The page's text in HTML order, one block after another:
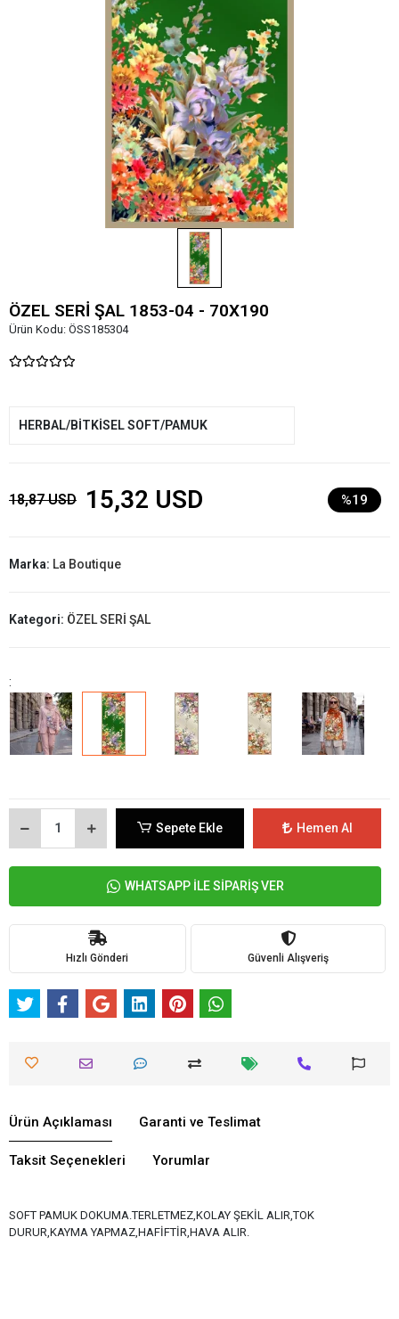
ÖZEL SERİ ŞAL 1853-04 - 70X190
Ürün Kodu: ÖSS185304
HERBAL/BİTKİSEL SOFT/PAMUK
18,87 USD 15,32 USD %19
Marka: La Boutique
Kategori: ÖZEL SERİ ŞAL
:
Sepete Ekle Hemen Al
WHATSAPP İLE SİPARİŞ VER
Hızlı Gönderi Güvenli Alışveriş
Ürün Açıklaması Garanti ve Teslimat
Taksit Seçenekleri Yorumlar
SOFT PAMUK DOKUMA.TERLETMEZ,KOLAY ŞEKİL ALIR,TOK
DURUR,KAYMA YAPMAZ,HAFİFTİR,HAVA ALIR.